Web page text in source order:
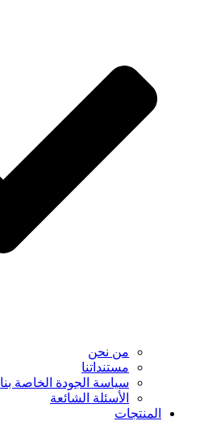
من نحن
مستنداتنا
سياسة الجودة الخاصة بنا
الأسئلة الشائعة
المنتجات